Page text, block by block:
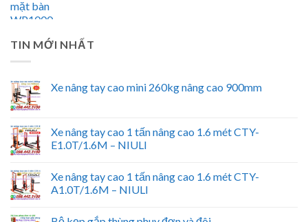
TIN MỚI NHẤT
Xe nâng tay cao mini 260kg nâng cao 900mm
Xe nâng tay cao 1 tấn nâng cao 1.6 mét CTY-
E1.0T/1.6M – NIULI
Xe nâng tay cao 1 tấn nâng cao 1.6 mét CTY-
A1.0T/1.6M – NIULI